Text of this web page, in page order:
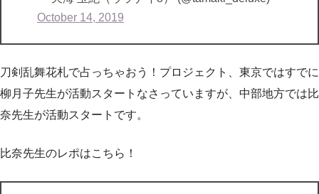
October 14, 2019
刀剣乱舞花札で占っちゃおう！プロジェクト、東京ではすでに
柳月子先生が活動スタートなさっていますが、中部地方では比
奈先生が活動スタートです。
比奈先生のレポはこちら！